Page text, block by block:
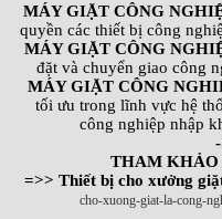
MÁY GIẶT CÔNG
quyền các thiết bị công
MÁY GIẶT CÔNG
đặt và chuyển giao công
MÁY GIẶT CÔNG
tối ưu trong lĩnh vực hệ
công nghiệp nhập
THAM KHẢO
=>> Thiết bị cho xưởng
cho-xuong-giat-la-cong-